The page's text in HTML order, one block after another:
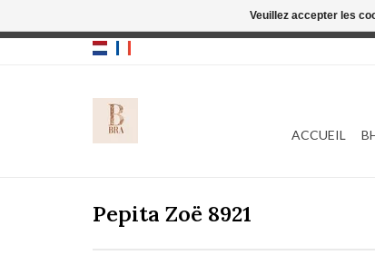
ACCUEIL
Pepita Zoë 8921
Veuillez accepter les
Cette